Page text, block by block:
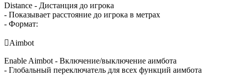
Distance - Дистанция до игрока
- Показывает расстояние до игрока в метрах
- Формат:
Aimbot
Enable Aimbot - Включение/выключение аимбота
- Глобальный переключатель для всех функций аимбота